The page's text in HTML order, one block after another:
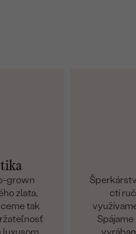
grown
zlata,
tak
ctí